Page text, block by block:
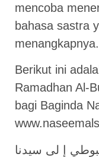
mencoba
bahasa sastra
menangkapnya.
Berikut ini
Ramadhan Al-
bagi Baginda
إ لى سيدنا